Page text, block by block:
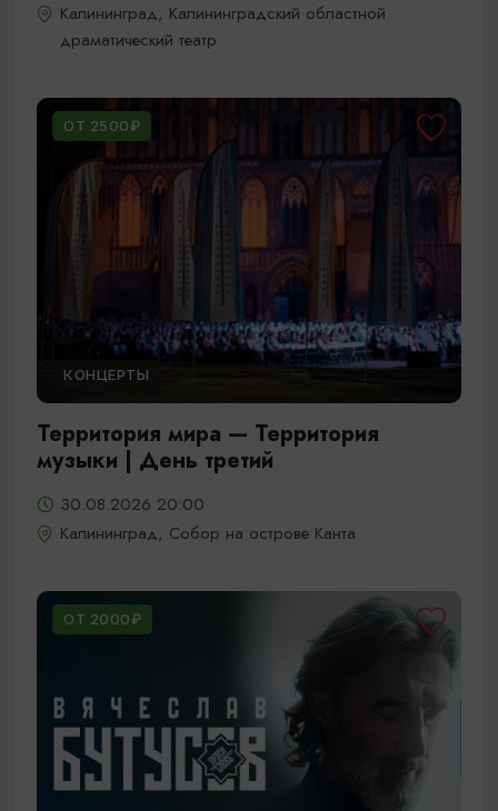
Калининград, Калининградский областной
драматический театр
ОТ 2500₽
КОНЦЕРТЫ
Территория мира — Территория
музыки | День третий
30.08.2026 20:00
Калининград, Собор на острове Канта
ОТ 2000₽